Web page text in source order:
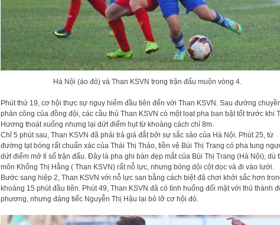
Hà Nội (áo đỏ) và Than KSVN trong trận đấu muộn vòng 4.
Phút thứ 19, cơ hội thực sự nguy hiểm đầu tiên đến với Than KSVN. Sau đường
phản công của đồng đội, các cầu thủ Than KSVN có một loạt pha ban bật tốt trước khi
Hương thoát xuống nhưng lại dứt điểm hụt từ khoảng cách chỉ 8m.
Chỉ 5 phút sau, Than KSVN đã phải trả giá đắt bởi sự sắc sảo của Hà Nội. Phút 25, từ
đường tạt bóng rất chuẩn xác của Thái Thị Thảo, tiền vệ Bùi Thị Trang có pha tung
dứt điểm mở tỉ số trận đấu. Đây là pha ghi bàn đẹp mắt của Bùi Thị Trang (Hà Nội), dù
môn Khổng Thị Hằng ( Than KSVN) rất nỗ lực, nhưng bóng dội cột dọc và đi vào lưới.
Bước sang hiệp 2, Than KSVN với nỗ lực san bằng cách biệt đã chơi khởi sắc hơn
khoảng 15 phút đầu tiên. Phút 49, Than KSVN đã có tình huống đối mặt với thủ thành
phương, nhưng đáng tiếc Nguyễn Thị Hậu lại bỏ lỡ cơ hội đó.